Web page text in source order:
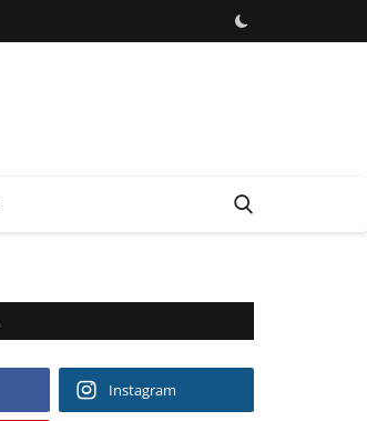
Instagram